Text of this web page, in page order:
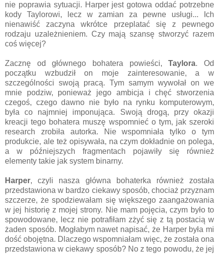
nie poprawia sytuacji. Harper jest gotowa oddać potrzebne
kody Taylorowi, lecz w zamian za pewne usługi... Ich
nienawiść zaczyna wkrótce przeplatać się z pewnego
rodzaju uzależnieniem. Czy mają szansę stworzyć razem
coś więcej?
Zacznę od głównego bohatera powieści,Taylora. Od
początku wzbudził on moje zainteresowanie, a w
szczególności swoją pracą. Tym samym wywołał on we
mnie podziw, ponieważ jego ambicja i chęć stworzenia
czegoś, czego dawno nie było na rynku komputerowym,
była co najmniej imponująca. Swoją drogą, przy okazji
kreacji tego bohatera muszę wspomnieć o tym, jak szeroki
research zrobiła autorka. Nie wspomniała tylko o tym
produkcie, ale też opisywała, na czym dokładnie on polega,
a w późniejszych fragmentach pojawiły się również
elementy takie jak system binarny.
Harper, czyli nasza główna bohaterka również została
przedstawiona w bardzo ciekawy sposób, chociaż przyznam
szczerze, że spodziewałam się większego zaangażowania
w jej historię z mojej strony. Nie mam pojęcia, czym było to
spowodowane, lecz nie potrafiłam zżyć się z tą postacią w
żaden sposób. Mogłabym nawet napisać, że Harper była mi
dość obojętna. Dlaczego wspomniałam więc, że została ona
przedstawiona w ciekawy sposób? No z tego powodu, że jej